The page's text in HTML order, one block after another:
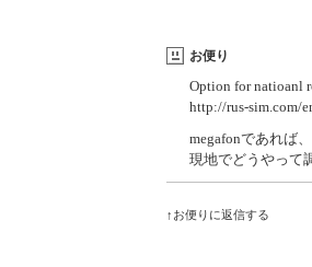
お便り
Option for natioanl
http://rus-sim.com/
megafonであれば
現地でどうやっ
↑お便りに返信する